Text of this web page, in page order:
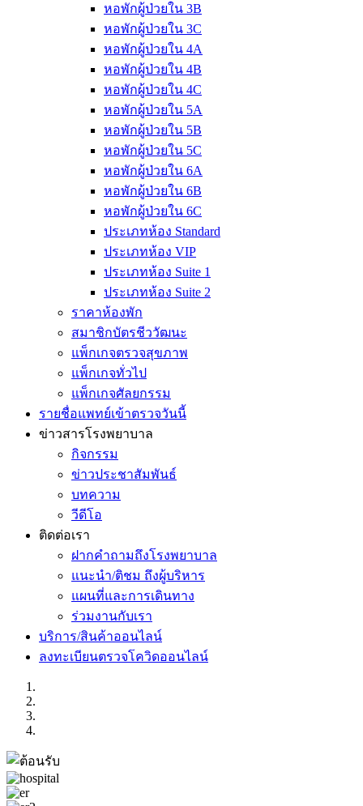
หอพักผู้ป่วยใน 3B
หอพักผู้ป่วยใน 3C
หอพักผู้ป่วยใน 4A
หอพักผู้ป่วยใน 4B
หอพักผู้ป่วยใน 4C
หอพักผู้ป่วยใน 5A
หอพักผู้ป่วยใน 5B
หอพักผู้ป่วยใน 5C
หอพักผู้ป่วยใน 6A
หอพักผู้ป่วยใน 6B
หอพักผู้ป่วยใน 6C
ประเภทห้อง Standard
ประเภทห้อง VIP
ประเภทห้อง Suite 1
ประเภทห้อง Suite 2
ราคาห้องพัก
สมาชิกบัตรชีววัฒนะ
แพ็กเกจตรวจสุขภาพ
แพ็กเกจทั่วไป
แพ็กเกจศัลยกรรม
รายชื่อแพทย์เข้าตรวจวันนี้
ข่าวสารโรงพยาบาล
กิจกรรม
ข่าวประชาสัมพันธ์
บทความ
วีดีโอ
ติดต่อเรา
ฝากคำถามถึงโรงพยาบาล
แนะนำ/ติชม ถึงผู้บริหาร
แผนที่และการเดินทาง
ร่วมงานกับเรา
บริการ/สินค้าออนไลน์
ลงทะเบียนตรวจโควิดออนไลน์